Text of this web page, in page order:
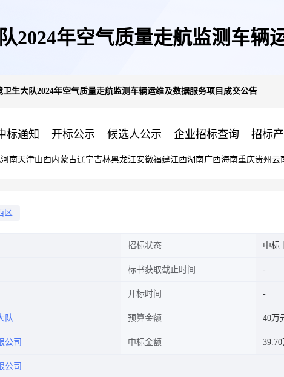
2024年空气质量走航监测车辆
生大队2024年空气质量走航监测车辆运维及数据服务项目成交公告
标通知 开标公示 候选人公示 企业招标查询 招标
河南天津山西内蒙古辽宁吉林黑龙江安徽福建江西湖南广西海南重庆贵州 云
区
招标状态 中标
标书获取截止时间
开标时间
队 预算金额 40万
公司 中标金额
公司